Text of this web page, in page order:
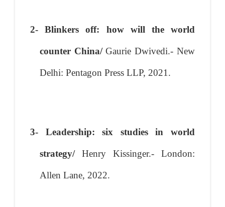
2- Blinkers off: how will the world
counter China/Gaurie Dwivedi.- New
Delhi: Pentagon Press LLP, 2021.
3- Leadership: six studies in world
strategy/ Henry Kissinger.- London:
Allen Lane, 2022.